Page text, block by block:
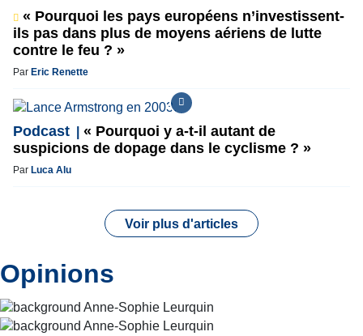
« Pourquoi les pays européens n’investissent-
ils pas dans plus de moyens aériens de lutte
contre le feu ? »
Par Eric Renette
Podcast
« Pourquoi y a-t-il autant de
suspicions de dopage dans le cyclisme ? »
Par Luca Alu
Voir plus d'articles
Opinions